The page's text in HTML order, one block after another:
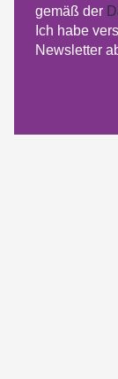
gemäß der
Ich habe
Newsletter